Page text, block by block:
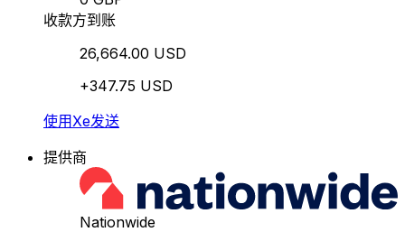
收款方到账
26,664.00 USD
+347.75 USD
使用Xe发送
提供商
Nationwide